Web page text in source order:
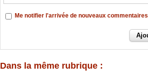
Me notifier l'arrivée de nouveaux commentaires
Dans la même rubrique :